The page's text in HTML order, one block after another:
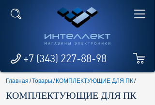
+7 (343) 227-88-98
Главная /Товары / КОМПЛЕКТУЮЩИЕ ДЛЯ ПК/
КОМПЛЕКТУЮЩИЕ ДЛЯ ПК